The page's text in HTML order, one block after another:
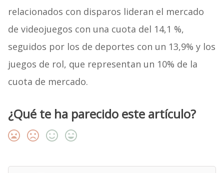
relacionados con disparos lideran el mercado
de videojuegos con una cuota del 14,1 %,
seguidos por los de deportes con un 13,9% y los
juegos de rol, que representan un 10% de la
cuota de mercado.
¿Qué te ha parecido este artículo?